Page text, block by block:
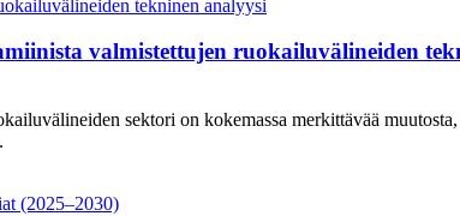
valmistettujen ruokailuvälineiden
sektori on kokemassa merkittävää